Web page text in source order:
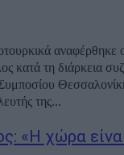
αναφέρθηκε
κατά τη διάρκεια
της...
«Η χώρα